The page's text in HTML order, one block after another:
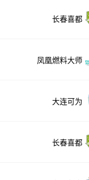
长春喜都
凤凰燃料大师
大连可为
长春喜都